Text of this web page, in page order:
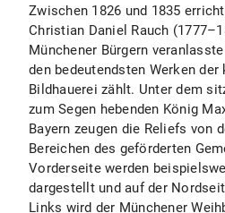
Zwischen 1826 und 1835
Christian Daniel Rauch
Münchener Bürgern
den bedeutendsten Werken
Bildhauerei zählt. Unter dem
zum Segen hebenden König
Bayern zeugen die Reliefs von
Bereichen des geförderten
Vorderseite werden
dargestellt und auf der
Links wird der Münchener